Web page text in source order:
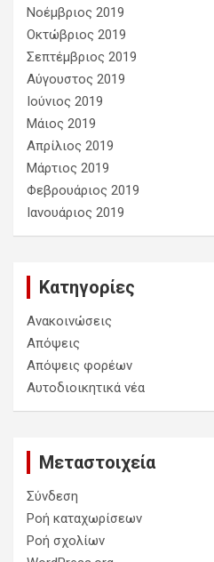
Νοέμβριος 2019
Οκτώβριος 2019
Σεπτέμβριος 2019
Αύγουστος 2019
Ιούνιος 2019
Μάιος 2019
Απρίλιος 2019
Μάρτιος 2019
Φεβρουάριος 2019
Ιανουάριος 2019
Kατηγορίες
Ανακοινώσεις
Απόψεις
Απόψεις φορέων
Αυτοδιοικητικά νέα
Μεταστοιχεία
Σύνδεση
Ροή καταχωρίσεων
Ροή σχολίων